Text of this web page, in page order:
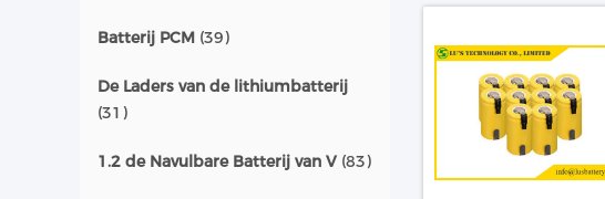
Batterij PCM (39)
De Laders van de lithiumbatterij
(31)
1.2 de Navulbare Batterij van V (83)